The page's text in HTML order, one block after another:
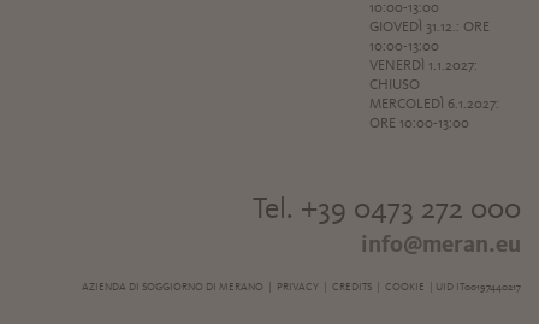
10:00-13:00
GIOVEDÌ 31.12.: ORE
10:00-13:00
VENERDÌ 1.1.2027:
CHIUSO
MERCOLEDÌ 6.1.2027:
ORE 10:00-13:00
Tel. +39 0473 272 000
info@meran.eu
AZIENDA DI SOGGIORNO DI MERANO | PRIVACY| CREDITS| COOKIE | UID IT00197440217